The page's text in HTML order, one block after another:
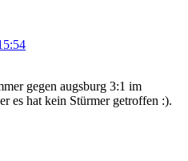
gegen augsburg 3:1 im
es hat kein Stürmer getroffen :).